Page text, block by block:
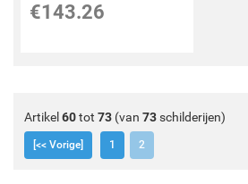
€143.26
Artikel 60tot 73 (van 73schilderijen)
[<< Vorige] 1 2